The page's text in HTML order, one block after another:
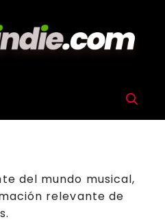
del mundo musical,
relevante de